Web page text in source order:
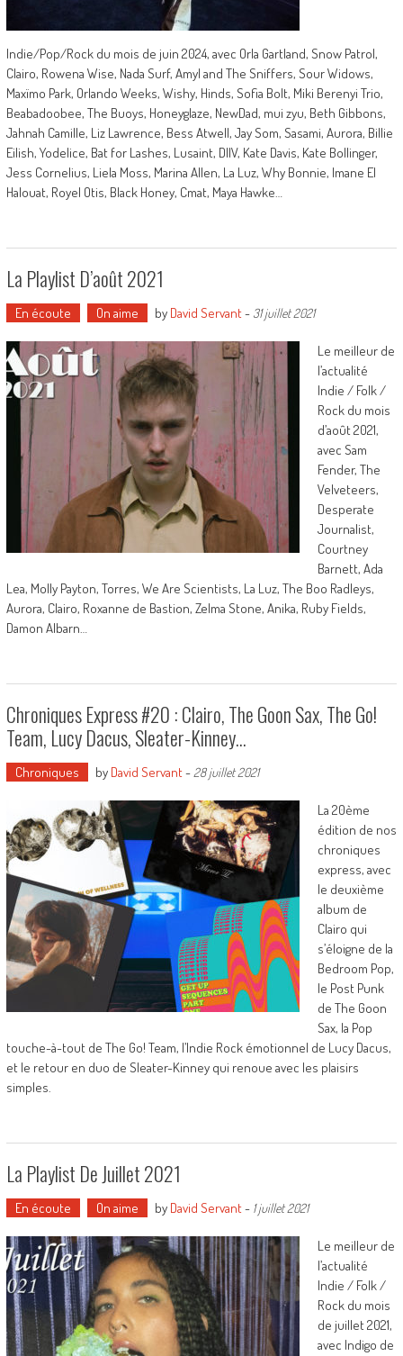
Indie/Pop/Rock du mois de juin 2024, avec Orla Gartland, Snow Patrol,
Clairo, Rowena Wise, Nada Surf, Amyl and The Sniffers, Sour Widows,
Maxïmo Park, Orlando Weeks, Wishy, Hinds, Sofia Bolt, Miki Berenyi Trio,
Beabadoobee, The Buoys, Honeyglaze, NewDad, mui zyu, Beth Gibbons,
Jahnah Camille, Liz Lawrence, Bess Atwell, Jay Som, Sasami, Aurora, Billie
Eilish, Yodelice, Bat for Lashes, Lusaint, DIIV, Kate Davis, Kate Bollinger,
Jess Cornelius, Liela Moss, Marina Allen, La Luz, Why Bonnie, Imane El
Halouat, Royel Otis, Black Honey, Cmat, Maya Hawke…
La Playlist D’août 2021
En écoute On aime by David Servant- 31 juillet 2021
Le meilleur de
l’actualité
Indie / Folk /
Rock du mois
d’août 2021,
avec Sam
Fender, The
Velveteers,
Desperate
Journalist,
Courtney
Barnett, Ada
Lea, Molly Payton, Torres, We Are Scientists, La Luz, The Boo Radleys,
Aurora, Clairo, Roxanne de Bastion, Zelma Stone, Anika, Ruby Fields,
Damon Albarn…
Chroniques Express #20 : Clairo, The Goon Sax, The Go!
Team, Lucy Dacus, Sleater-Kinney…
Chroniques by David Servant- 28 juillet 2021
La 20ème
édition de nos
chroniques
express, avec
le deuxième
album de
Clairo qui
s’éloigne de la
Bedroom Pop,
le Post Punk
de The Goon
Sax, la Pop
touche-à-tout de The Go! Team, l’Indie Rock émotionnel de Lucy Dacus,
et le retour en duo de Sleater-Kinney qui renoue avec les plaisirs
simples.
La Playlist De Juillet 2021
En écoute On aime by David Servant- 1 juillet 2021
Le meilleur de
l’actualité
Indie / Folk /
Rock du mois
de juillet 2021,
avec Indigo de